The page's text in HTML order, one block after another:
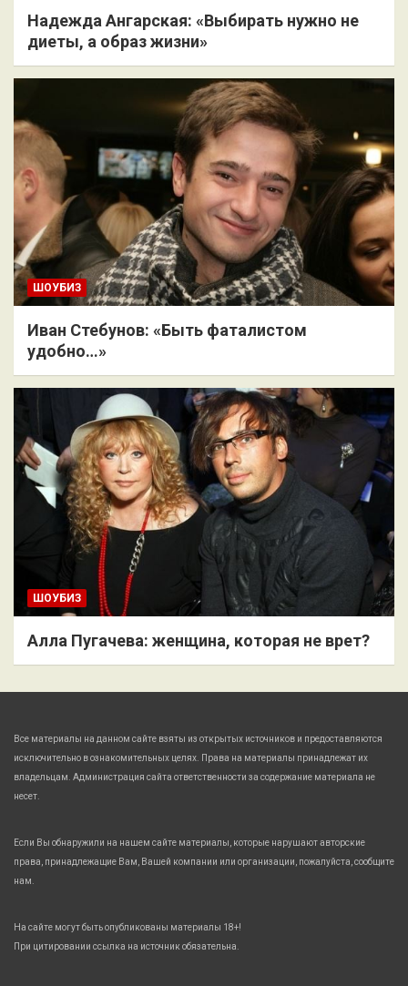
Надежда Ангарская: «Выбирать нужно не
диеты, а образ жизни»
ШОУБИЗ
Иван Стебунов: «Быть фаталистом
удобно…»
ШОУБИЗ
Алла Пугачева: женщина, которая не врет?
Все материалы на данном сайте взяты из открытых источников и предоставляются
исключительно в ознакомительных целях. Права на материалы принадлежат их
владельцам. Администрация сайта ответственности за содержание материала не
несет.
Если Вы обнаружили на нашем сайте материалы, которые нарушают авторские
права, принадлежащие Вам, Вашей компании или организации, пожалуйста, сообщите
нам.
На сайте могут быть опубликованы материалы 18+!
При цитировании ссылка на источник обязательна.